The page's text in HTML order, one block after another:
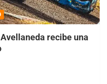
Avellaneda recibe una